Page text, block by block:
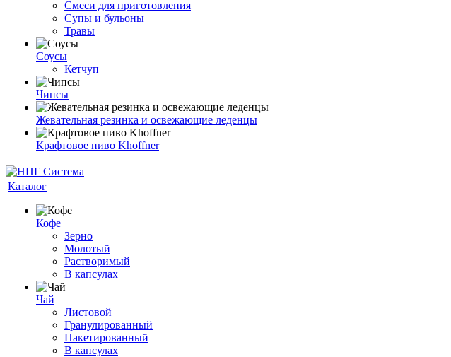
Смеси для приготовления
Супы и бульоны
Травы
Соусы
Кетчуп
Чипсы
Жевательная резинка и освежающие леденцы
Крафтовое пиво Khoffner
Каталог
Кофе
Зерно
Молотый
Растворимый
В капсулах
Чай
Листовой
Гранулированный
Пакетированный
В капсулах